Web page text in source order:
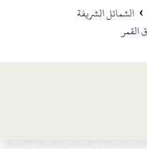
› الشمائل الشريفة